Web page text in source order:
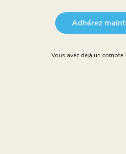
Adhérez
Vous avez déjà un compte